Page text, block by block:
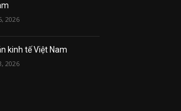
2026
kinh tế Việt Nam
2026